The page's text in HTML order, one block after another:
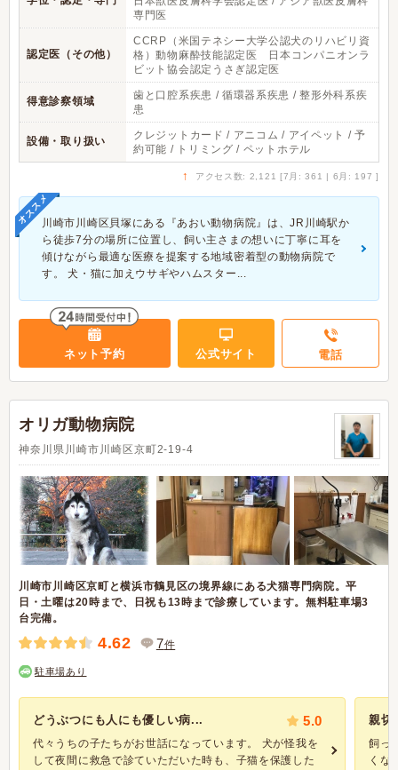
専門医
認定医（その他）
CCRP（米国テネシー大学公認犬のリハビリ資
格）動物麻酔技能認定医 日本コンパニオンラ
ビット協会認定うさぎ認定医
得意診察領域
歯と口腔系疾患 / 循環器系疾患 / 整形外科系疾
患
設備・取り扱い
クレジットカード / アニコム / アイペット / 予
約可能 / トリミング / ペットホテル
↑ アクセス数: 2,121 [7月: 361 | 6月: 197 ]
オススメ川崎市川崎区貝塚にある『あおい動物病院』は、JR川崎駅か
ら徒歩7分の場所に位置し、飼い主さまの想いに丁寧に耳を
傾けながら最適な医療を提案する地域密着型の動物病院で
す。 犬・猫に加えウサギやハムスター...
ネット予約 公式サイト 電話
オリガ動物病院
神奈川県川崎市川崎区京町2-19-4
川崎市川崎区京町と横浜市鶴見区の境界線にある犬猫専門病院。平
日・土曜は20時まで、日祝も13時まで診療しています。無料駐車場3
台完備。
4.62 7件
駐車場あり
どうぶつにも人にも優しい病... 5.0
代々うちの子たちがお世話になっています。 犬が怪我を
して夜間に救急で診ていただいた時も、子猫を保護した
親切
飼っ
くな